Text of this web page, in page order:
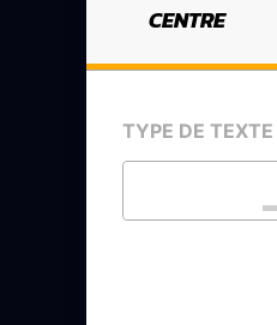
CENTRE
TYPE DE TEXTE